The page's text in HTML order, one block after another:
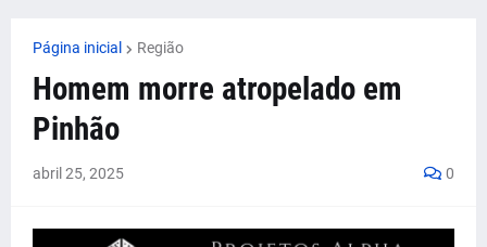
Página inicial Região
Homem morre atropelado em
Pinhão
abril 25, 2025 0